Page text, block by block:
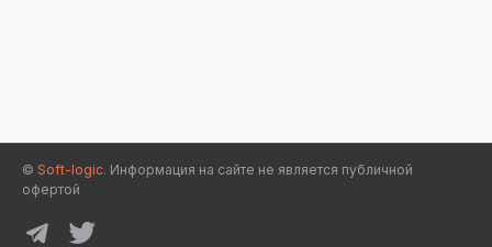
© Soft-logic. Информация на сайте не является публичной
офертой